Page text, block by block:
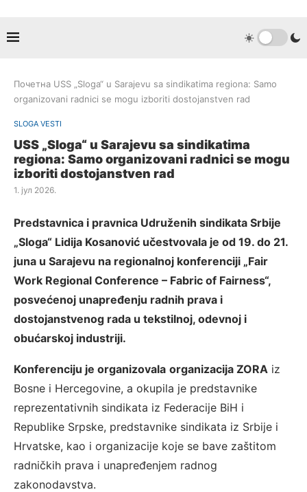
Почетна USS „Sloga“ u Sarajevu sa sindikatima regiona: Samo
organizovani radnici se mogu izboriti dostojanstven rad
SLOGA VESTI
USS „Sloga“ u Sarajevu sa sindikatima
regiona: Samo organizovani radnici se mogu
izboriti dostojanstven rad
1. јул 2026.
Predstavnica i pravnica Udruženih sindikata Srbije
„Sloga“ Lidija Kosanović učestvovala je od 19. do 21.
juna u Sarajevu na regionalnoj konferenciji „Fair
Work Regional Conference – Fabric of Fairness“,
posvećenoj unapređenju radnih prava i
dostojanstvenog rada u tekstilnoj, odevnoj i
obućarskoj industriji.
Konferenciju je organizovala organizacija ZORA iz
Bosne i Hercegovine, a okupila je predstavnike
reprezentativnih sindikata iz Federacije BiH i
Republike Srpske, predstavnike sindikata iz Srbije i
Hrvatske, kao i organizacije koje se bave zaštitom
radničkih prava i unapređenjem radnog
zakonodavstva.